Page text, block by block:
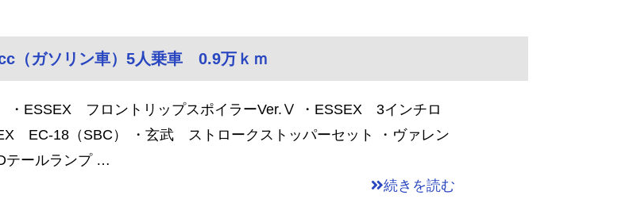
ガソリン車）5人乗車 0.9万ｋｍ
・ESSEX フロントリップスポイラーVer.Ⅴ ・ESSEX 3インチロ
EC-18（SBC） ・玄武 ストロークストッパーセット ・ヴァレン
ールランプ …
続きを読む